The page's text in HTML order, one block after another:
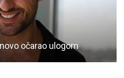
očarao ulogom